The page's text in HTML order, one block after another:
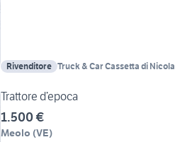
Rivenditore Truck & Car Cassetta di Nicola
Trattore d’epoca
1.500 €
Meolo (VE)